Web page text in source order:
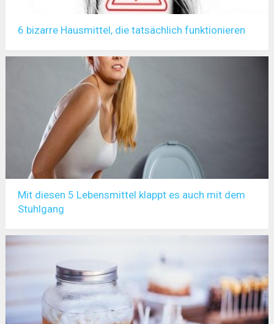
6 bizarre Hausmittel, die tatsächlich funktionieren
Mit diesen 5 Lebensmittel klappt es auch mit dem
Stuhlgang